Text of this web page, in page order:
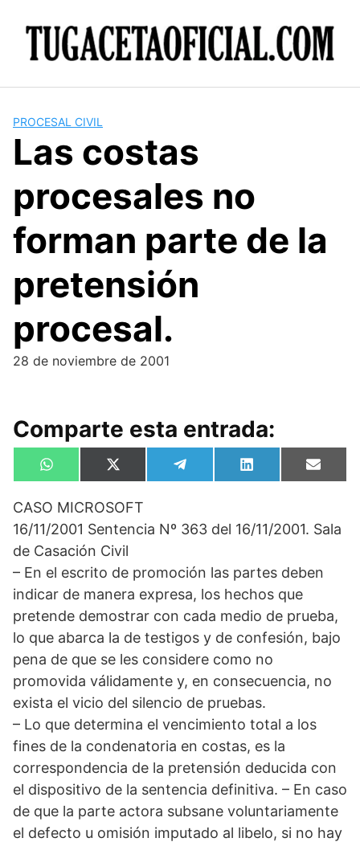
PROCESAL CIVIL
Las costas
procesales no
forman parte de la
pretensión
procesal.
28 de noviembre de 2001
Comparte esta entrada:
Compartir
en
W
h
s
A
p
p
Compartir
en
X
(
w
t
t
e
r
Compartir
en
e
g
r
Compartir
en
L
i
e
d
en
E
m
l
CASO MICROSOFT
16/11/2001 Sentencia Nº 363 del 16/11/2001. Sala
de Casación Civil
– En el escrito de promoción las partes deben
indicar de manera expresa, los hechos que
pretende demostrar con cada medio de prueba,
lo que abarca la de testigos y de confesión, bajo
pena de que se les considere como no
promovida válidamente y, en consecuencia, no
exista el vicio del silencio de pruebas.
– Lo que determina el vencimiento total a los
fines de la condenatoria en costas, es la
correspondencia de la pretensión deducida con
el dispositivo de la sentencia definitiva. – En caso
de que la parte actora subsane voluntariamente
el defecto u omisión imputado al libelo, si no hay